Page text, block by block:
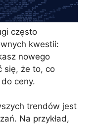
często
kwestii:
nowego
się, że to, co
ceny.
trendów jest
Na przykład,